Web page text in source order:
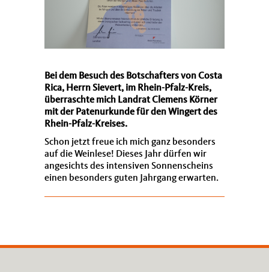
Bei dem Besuch des Botschafters von Costa
Rica, Herrn Sievert, im Rhein-Pfalz-Kreis,
überraschte mich Landrat Clemens Körner
mit der Patenurkunde für den Wingert des
Rhein-Pfalz-Kreises.
Schon jetzt freue ich mich ganz besonders
auf die Weinlese! Dieses Jahr dürfen wir
angesichts des intensiven Sonnenscheins
einen besonders guten Jahrgang erwarten.